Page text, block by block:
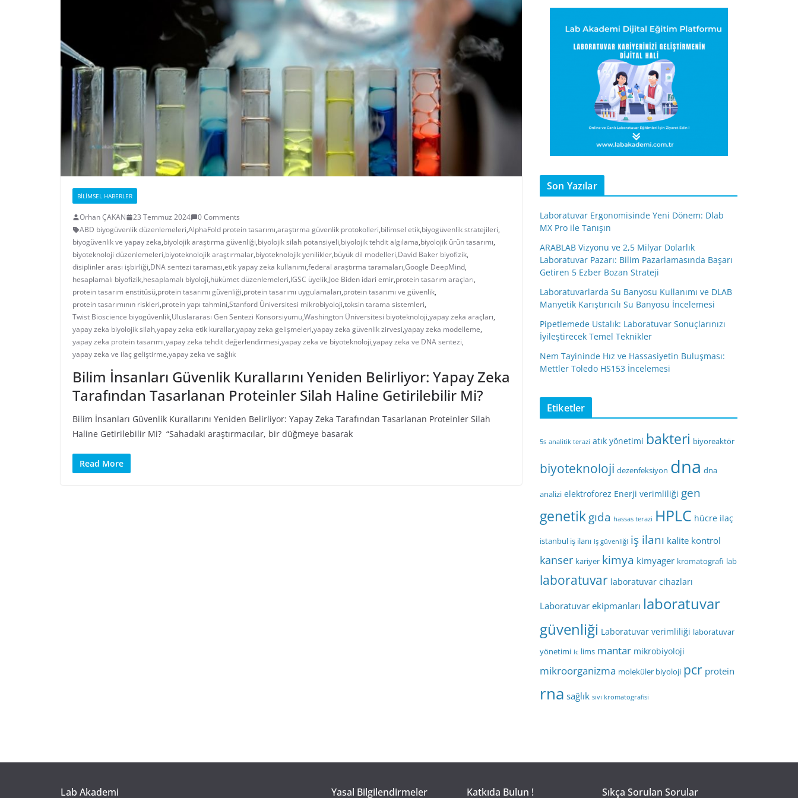
BILIMSEL HABERLER
Orhan ÇAKAN 23 Temmuz 2024
0 Comments
ABD biyogüvenlik düzenlemeleri,AlphaFold protein tasarımı,araştırma güvenlik protokolleri,bilimsel etik,biyogüvenlik stratejileri,
biyogüvenlik ve yapay zeka,biyolojik araştırma güvenliği,biyolojik silah potansiyeli,biyolojik tehdit algılama,biyolojik ürün tasarımı,
biyoteknoloji düzenlemeleri,biyoteknolojik araştırmalar,biyoteknolojik yenilikler,büyük dil modelleri,David Baker biyofizik,
disiplinler arası işbirliği,DNA sentezi taraması,etik yapay zeka kullanımı,federal araştırma taramaları,Google DeepMind,
hesaplamalı biyofizik,hesaplamalı biyoloji,hükümet düzenlemeleri,IGSC üyelik,Joe Biden idari emir,protein tasarım araçları,
protein tasarım enstitüsü,protein tasarımı güvenliği,protein tasarımı uygulamaları,protein tasarımı ve güvenlik,
protein tasarımının riskleri,protein yapı tahmini,Stanford Üniversitesi mikrobiyoloji,toksin tarama sistemleri,
Twist Bioscience biyogüvenlik,Uluslararası Gen Sentezi Konsorsiyumu,Washington Üniversitesi biyoteknoloji,yapay zeka araçları,
yapay zeka biyolojik silah,yapay zeka etik kurallar,yapay zeka gelişmeleri,yapay zeka güvenlik zirvesi,yapay zeka modelleme,
yapay zeka protein tasarımı,yapay zeka tehdit değerlendirmesi,yapay zeka ve biyoteknoloji,yapay zeka ve DNA sentezi,
yapay zeka ve ilaç geliştirme,yapay zeka ve sağlık
Bilim İnsanları Güvenlik Kurallarını Yeniden Belirliyor: Yapay Zeka
Tarafından Tasarlanan Proteinler Silah Haline Getirilebilir Mi?
Bilim İnsanları Güvenlik Kurallarını Yeniden Belirliyor: Yapay Zeka Tarafından Tasarlanan Proteinler Silah
Haline Getirilebilir Mi? “Sahadaki araştırmacılar, bir düğmeye basarak
Read More
Son Yazılar
Laboratuvar Ergonomisinde Yeni Dönem: Dlab
MX Pro ile Tanışın
ARABLAB Vizyonu ve 2,5 Milyar Dolarlık
Laboratuvar Pazarı: Bilim Pazarlamasında Başarı
Getiren 5 Ezber Bozan Strateji
Laboratuvarlarda Su Banyosu Kullanımı ve DLAB
Manyetik Karıştırıcılı Su Banyosu İncelemesi
Pipetlemede Ustalık: Laboratuvar Sonuçlarınızı
İyileştirecek Temel Teknikler
Nem Tayininde Hız ve Hassasiyetin Buluşması:
Mettler Toledo HS153 İncelemesi
Etiketler
5s analitik terazi atık yönetimi bakteri biyoreaktör
biyoteknoloji dezenfeksiyon dna dna
analizi elektroforez Enerji verimliliği gen
genetikgıda hassas terazi HPLC hücre ilaç
istanbul iş ilanı iş güvenliği iş ilanı kalite kontrol
kanser kariyer kimya kimyager kromatografi lab
laboratuvar laboratuvar cihazları
Laboratuvar ekipmanları laboratuvar
güvenliği Laboratuvar verimliliği laboratuvar
yönetimi lc lims mantar mikrobiyoloji
mikroorganizma moleküler biyoloji pcr protein
rna sağlık sıvı kromatografisi
Lab Akademi Yasal Bilgilendirmeler Katkıda Bulun ! Sıkça Sorulan Sorular